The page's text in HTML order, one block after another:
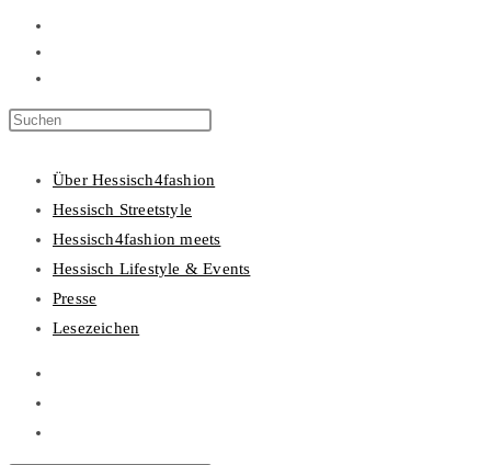
Über Hessisch4fashion
Hessisch Streetstyle
Hessisch4fashion meets
Hessisch Lifestyle & Events
Presse
Lesezeichen